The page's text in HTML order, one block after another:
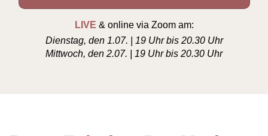
LIVE & online via Zoom am:
Dienstag, den 1.07. | 19 Uhr bis 20.30 Uhr
Mittwoch, den 2.07. | 19 Uhr bis 20.30 Uhr